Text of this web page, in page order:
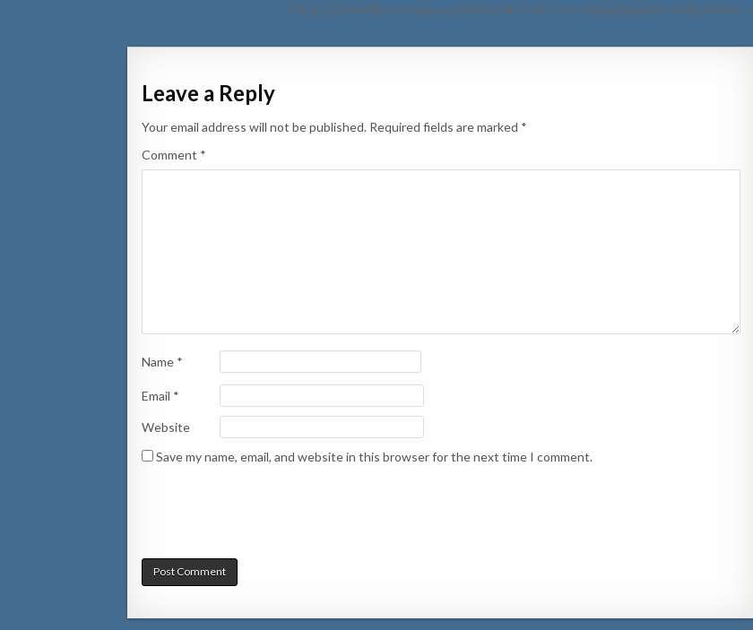
[VIDEO] Chauffeur a causa accidente hit & run y a core bay lagando hende herida →
Leave a Reply
Your email address will not be published. Required fields are marked *
Comment *
Name *
Email *
Website
Save my name, email, and website in this browser for the next time I comment.